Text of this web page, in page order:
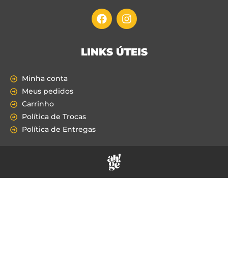
LINKS ÚTEIS
Minha conta
Meus pedidos
Carrinho
Política de Trocas
Política de Entregas